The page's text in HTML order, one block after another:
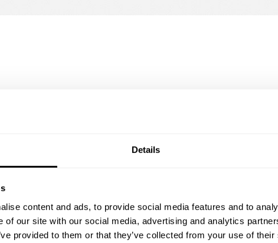
Details
content and ads, to provide social media features and to
of our site with our social media, advertising and analytics
provided to them or that they’ve collected from your use of
för
strömkablar.
Passdel 6A,
säkringssocklar)